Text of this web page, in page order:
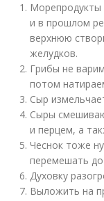
и в прошлом
верхнюю
желудков.
Грибы не
потом
Сыр
Сыры
и перцем, а
Чеснок тоже
перемешать
Духовку
Выложить на